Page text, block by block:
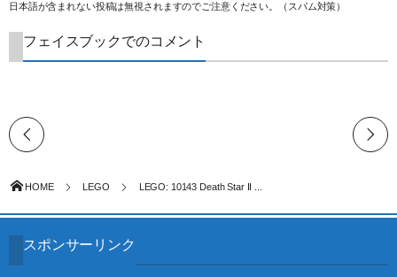
日本語が含まれない投稿は無視されますのでご注意ください。（スパム対策）
フェイスブックでのコメント
HOME LEGO LEGO: 10143 Death Star II ...
スポンサーリンク